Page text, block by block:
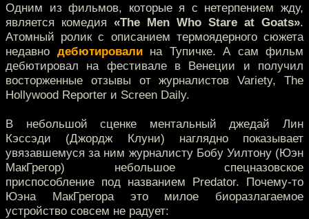
Одним из фильмов, которые я с нетерпением жду,
является комедия «The Men Who Stare at Goats».
Атомный ролик с описанием термоядерного сюжета
недавно дебютировалина Тупичке. А сам фильм
дебютировал на фестивале в Венеции и получил
восторженные отзывы от журналистов Variety, The
Hollywood Reporter и Screen Daily.
В небольшой сценке ментальный джедай Лин
Кэссэди (Джордж Клуни) наглядно показывает
увязавшемуся за ним журналисту Бобу Уилтону (Юэн
МакГрегор) небольшое спецназовское
приспособление под названием Predator. Почему-то
Юэна МакГрегора это милое биоразлагаемое
устройство совсем не радует: